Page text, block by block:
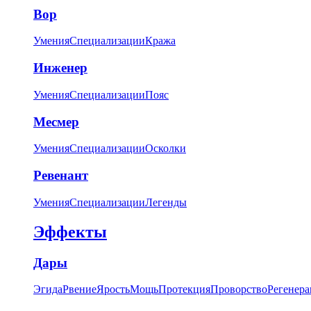
Вор
УменияСпециализацииКража
Инженер
УменияСпециализацииПояс
Месмер
УменияСпециализацииОсколки
Ревенант
УменияСпециализацииЛегенды
Эффекты
Дары
ЭгидаРвениеЯростьМощьПротекцияПроворство